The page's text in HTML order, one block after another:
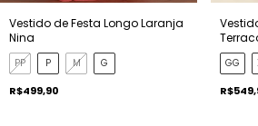
Vestido de Festa Longo Laranja
Nina
PP P M G
R$499,90
GG